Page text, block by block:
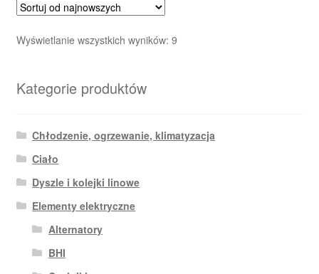
Wyświetlanie wszystkich wyników: 9Posortowane
Kategorie produktów
Chłodzenie, ogrzewanie, klimatyzacja
Ciało
Dyszle i kolejki linowe
Elementy elektryczne
Alternatory
BHI